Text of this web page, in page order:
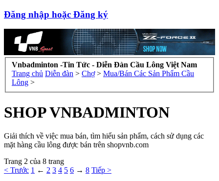
Đăng nhập hoặc Đăng ký
Vnbadminton -Tin Tức - Diễn Đàn Cầu Lông Việt Nam
Trang chủ Diễn đàn > Chợ > Mua/Bán Các Sản Phẩm Cầu
Lông >
SHOP VNBADMINTON
Giải thích về việc mua bán, tìm hiểu sản phẩm, cách sử dụng các
mặt hàng cầu lông được bán trên shopvnb.com
Trang 2 của 8 trang
< Trước 1 ← 2 3 4 5 6 → 8 Tiếp >